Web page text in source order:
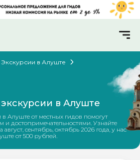
Экскурсии в Алуште
в Алуште
Алуште от местных гидов помогут
и достопримечательностями. Узнайте
сентябрь, октябрь 2026 года, у нас
от 500 рублей.